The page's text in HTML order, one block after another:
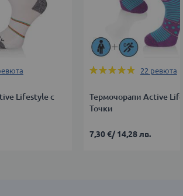
Lifestyle с
Оценка:
22 ревюта
Термочорапи Active
Точки
7,30 €/14,28 лв.